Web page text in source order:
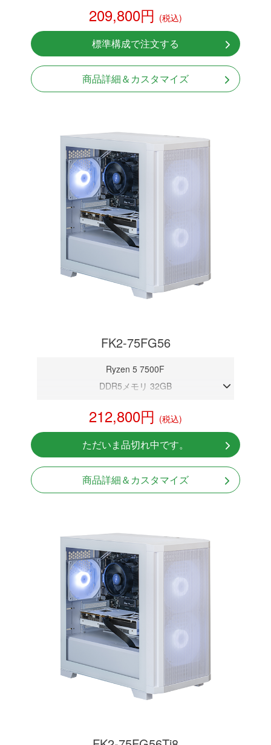
NVMeSSD 1TB
Windows11 Home 64bit
209,800円 (税込)
標準構成で注文する
商品詳細＆カスタマイズ
FK2-75FG56
Ryzen 5 7500F
DDR5メモリ 32GB
NVMeSSD 1TB
Windows11 Home 64bit
212,800円 (税込)
ただいま品切れ中です。
商品詳細＆カスタマイズ